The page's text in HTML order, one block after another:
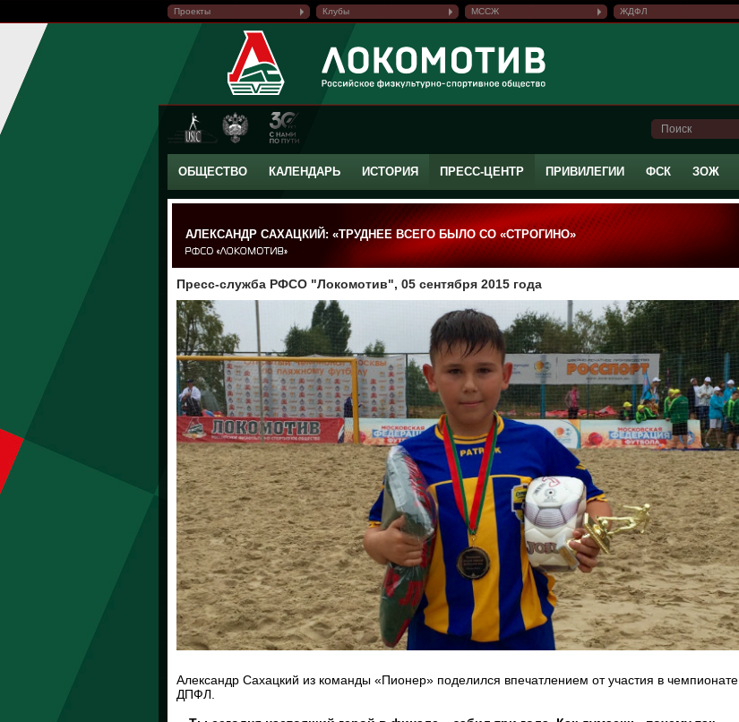
Проекты Клубы МССЖ ЖДФЛ
ОБЩЕСТВО КАЛЕНДАРЬ ИСТОРИЯ ПРЕСС-ЦЕНТР ПРИВИЛЕГИИ ФСК ЗОЖ
АЛЕКСАНДР САХАЦКИЙ: «ТРУДНЕЕ ВСЕГО БЫЛО СО «СТРОГИНО»
Пресс-служба РФСО "Локомотив", 05 сентября 2015 года
Александр Сахацкий из команды «Пионер» поделился впечатлением от участия в чемпионате
ДПФЛ.